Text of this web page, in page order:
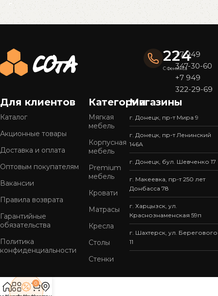
Read More
224
С Феникса
+7 949
347-30-60
+7 949
322-29-69
Для клиентов
Каталог
Акционные товары
Доставка и оплата
Оптовым покупателям
Вакансии
Правила возврата
Гарантийные
обязательства
Политика
конфиденциальности
Категории
Мягкая
мебель
Корпусная
мебель
Premium
мебель
Кровати
Матрасы
Кресла
Столы
Стенки
Магазины
г. Донецк, пр-т Мира 9
г. Донецк, пр-т Ленинский
146А
г. Донецк, бул. Шевченко 17
г. Макеевка, пр-т 250 лет
Донбасса 78
г. Харцызск, ул.
Краснознаменская 59п
г. Шахтерск, ул. Берегового
11
0